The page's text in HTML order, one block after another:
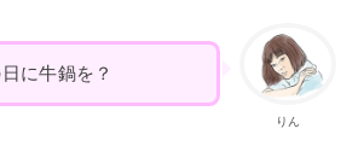
りん
に牛鍋を？